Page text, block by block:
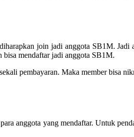
join jadi anggota SB1M.
mendaftar jadi anggota SB1M.
pembayaran. Maka member bisa
anggota yang mendaftar. Untuk